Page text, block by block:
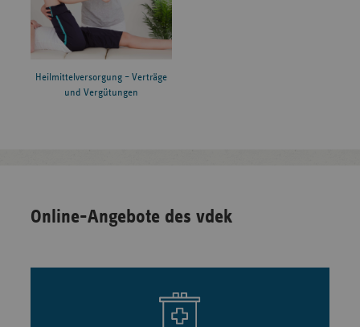
Heilmittelversorgung – Verträge
und Vergütungen
Online-Angebote des vdek